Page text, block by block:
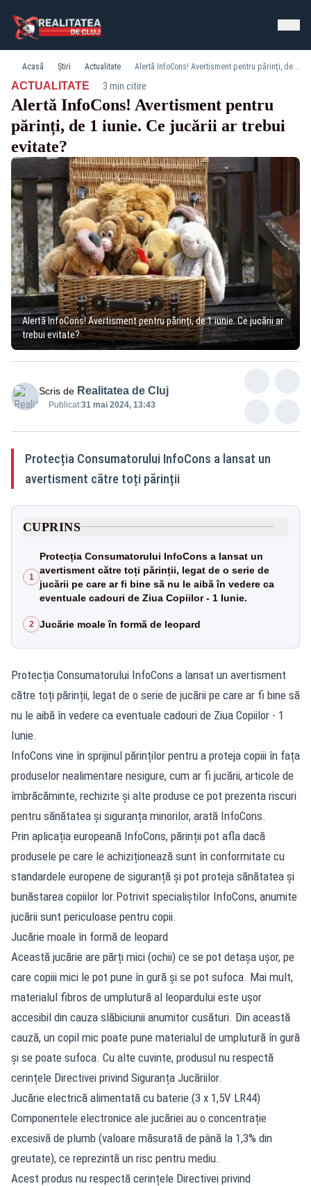
Acasă Știri Actualitate Alertă InfoCons! Avertisment pentru părinți, de 1 iunie. Ce jucării ar trebui evitate?
ACTUALITATE· 3 min citire
Alertă InfoCons! Avertisment pentru
părinți, de 1 iunie. Ce jucării ar trebui
evitate?
Alertă InfoCons! Avertisment pentru părinți, de 1 iunie. Ce jucării ar
trebui evitate?
Scris de Realitatea de Cluj
Publicat:31 mai 2024, 13:43
Protecția Consumatorului InfoCons a lansat un
avertisment către toți părinții
CUPRINS
1
Protecția Consumatorului InfoCons a lansat un
avertisment către toți părinții, legat de o serie de
jucării pe care ar fi bine să nu le aibă în vedere ca
eventuale cadouri de Ziua Copiilor - 1 Iunie.
2 Jucărie moale în formă de leopard
Protecția Consumatorului InfoCons a lansat un avertisment
către toți părinții, legat de o serie de jucării pe care ar fi bine să
nu le aibă în vedere ca eventuale cadouri de Ziua Copiilor - 1
Iunie.
InfoCons vine în sprijinul părinților pentru a proteja copiii în fața
produselor nealimentare nesigure, cum ar fi jucării, articole de
îmbrăcăminte, rechizite și alte produse ce pot prezenta riscuri
pentru sănătatea și siguranța minorilor, arată InfoCons.
Prin aplicația europeană InfoCons, părinții pot afla dacă
produsele pe care le achiziționează sunt în conformitate cu
standardele europene de siguranță și pot proteja sănătatea și
bunăstarea copiilor lor.Potrivit specialiștilor InfoCons, anumite
jucării sunt periculoase pentru copii.
Jucărie moale în formă de leopard
Această jucărie are părți mici (ochii) ce se pot detașa ușor, pe
care copiii mici le pot pune în gură și se pot sufoca. Mai mult,
materialul fibros de umplutură al leopardului este ușor
accesibil din cauza slăbiciunii anumitor cusături. Din această
cauză, un copil mic poate pune materialul de umplutură în gură
și se poate sufoca. Cu alte cuvinte, produsul nu respectă
cerințele Directivei privind Siguranța Jucăriilor.
Jucărie electrică alimentată cu baterie (3 x 1,5V LR44)
Componentele electronice ale jucăriei au o concentrație
excesivă de plumb (valoare măsurată de până la 1,3% din
greutate), ce reprezintă un risc pentru mediu.
Acest produs nu respectă cerințele Directivei privind